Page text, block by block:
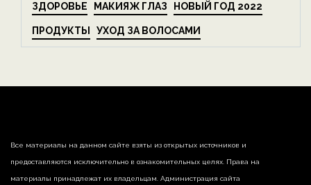
ЗДОРОВЬЕ МАКИЯЖ ГЛАЗ НОВЫЙ ГОД 2022
ПРОДУКТЫ УХОД ЗА ВОЛОСАМИ
Все материалы на данном сайте взяты из открытых источников и
предоставляются исключительно в ознакомительных целях. Права на
материалы принадлежат их владельцам. Администрация сайта